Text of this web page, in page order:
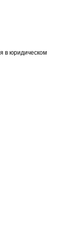
в юридическом